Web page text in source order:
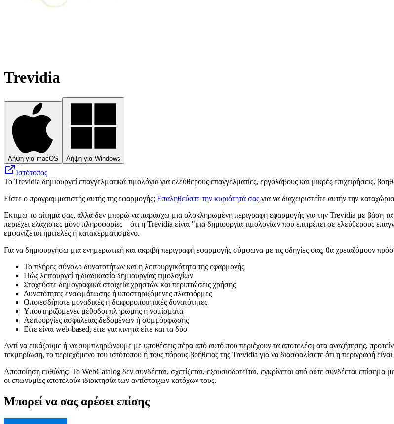
Trevidia
Λήψη για macOS Λήψη για Windows
Ιστότοπος
Το Trevidia δημιουργεί επαγγελματικά τιμολόγια για ελεύθερους επαγγελματίες, εργολάβους και μικρές επιχειρήσεις,
Είστε ο προγραμματιστής αυτής της εφαρμογής; Επαληθεύστε την κυριότητά σας για να διαχειριστείτε αυτήν την
Εκτιμώ το αίτημά σας, αλλά δεν μπορώ να παράσχω μια ολοκληρωμένη περιγραφή εφαρμογής για την Trevidia με βάση
περιέχει ελάχιστες μόνο πληροφορίες—ότι η Trevidia είναι "μια δημιουργία τιμολογίων που επιτρέπει σε ελεύθερους
εμφανίζεται ημιτελές ή κατακερματισμένο.
Για να δημιουργήσω μια ενημερωτική και ακριβή περιγραφή εφαρμογής σύμφωνα με τις οδηγίες σας, θα χρειαζόμουν
Το πλήρες σύνολο δυνατοτήτων και η λειτουργικότητα της εφαρμογής
Πώς λειτουργεί η διαδικασία δημιουργίας τιμολογίων
Στοχεύστε δημογραφικά στοιχεία χρηστών και περιπτώσεις χρήσης
Δυνατότητες ενσωμάτωσης ή υποστηριζόμενες πλατφόρμες
Οποιεσδήποτε μοναδικές ή διαφοροποιητικές δυνατότητες
Υποστηριζόμενες μέθοδοι πληρωμής ή νομίσματα
Λειτουργίες ασφάλειας δεδομένων ή συμμόρφωσης
Είτε είναι web-based, είτε για κινητά είτε και τα δύο
Αντί να εικάζουμε ή να συμπληρώνουμε με υποθέσεις πέρα από αυτό που περιέχουν τα αποτελέσματα αναζήτησης,
τεκμηρίωση, το περιεχόμενο του ιστότοπου ή τους πόρους βοήθειας της Trevidia για να διασφαλίσετε ότι η περιγραφή είναι
Αποποίηση ευθύνης: Το WebCatalog δεν συνδέεται, σχετίζεται, εξουσιοδοτείται, εγκρίνεται από ούτε συνδέεται
οι επωνυμίες αποτελούν ιδιοκτησία των αντίστοιχων κατόχων τους.
Μπορεί να σας αρέσει επίσης